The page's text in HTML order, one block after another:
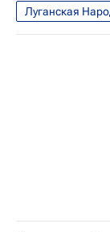
Луганская
Навигатор